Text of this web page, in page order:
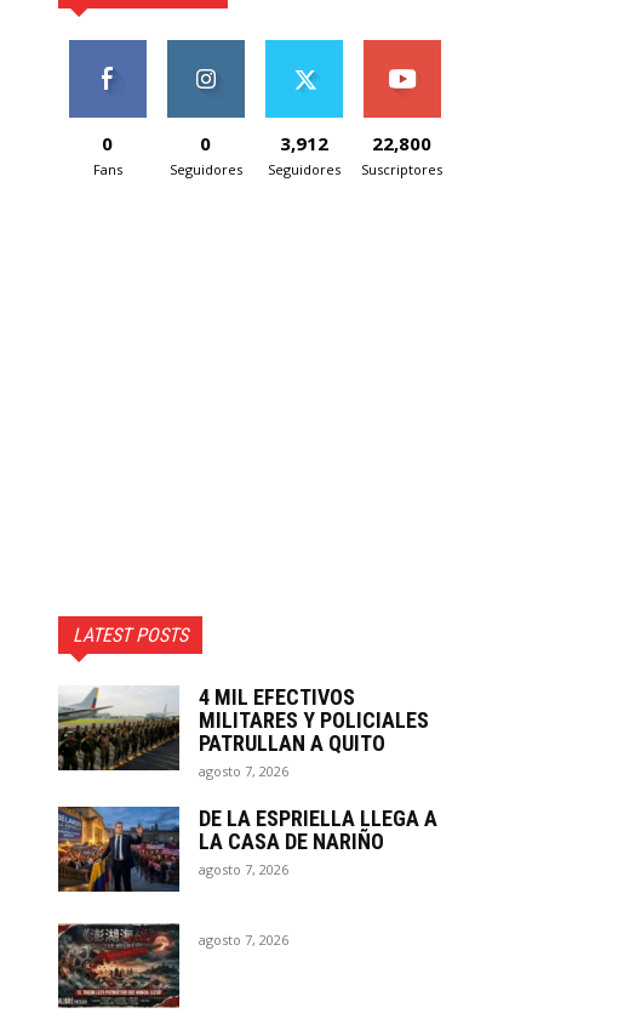
0
Fans
0
Seguidores
3,912
Seguidores
22,800
Suscriptores
LATEST POSTS
4 MIL EFECTIVOS
MILITARES Y POLICIALES
PATRULLAN A QUITO
agosto 7, 2026
DE LA ESPRIELLA LLEGA A
LA CASA DE NARIÑO
agosto 7, 2026
agosto 7, 2026